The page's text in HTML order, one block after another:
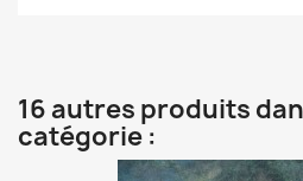
16 autres produits
catégorie :